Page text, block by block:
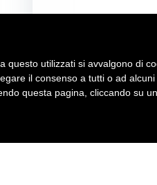
questo utilizzati si avvalgono di
il consenso a tutti o ad
questa pagina, cliccando su